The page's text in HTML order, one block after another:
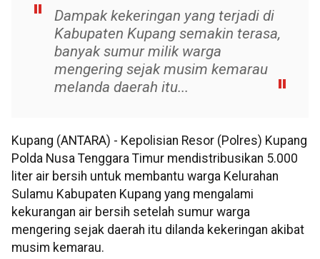
Dampak kekeringan yang terjadi di
Kabupaten Kupang semakin terasa,
banyak sumur milik warga
mengering sejak musim kemarau
melanda daerah itu...
Kupang (ANTARA) - Kepolisian Resor (Polres) Kupang
Polda Nusa Tenggara Timur mendistribusikan 5.000
liter air bersih untuk membantu warga Kelurahan
Sulamu Kabupaten Kupang yang mengalami
kekurangan air bersih setelah sumur warga
mengering sejak daerah itu dilanda kekeringan akibat
musim kemarau.